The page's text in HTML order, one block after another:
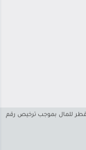
للمال بموجب ترخيص رقم